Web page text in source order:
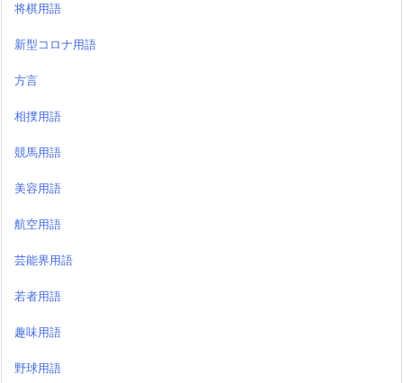
将棋用語
新型コロナ用語
方言
相撲用語
競馬用語
美容用語
航空用語
芸能界用語
若者用語
趣味用語
野球用語